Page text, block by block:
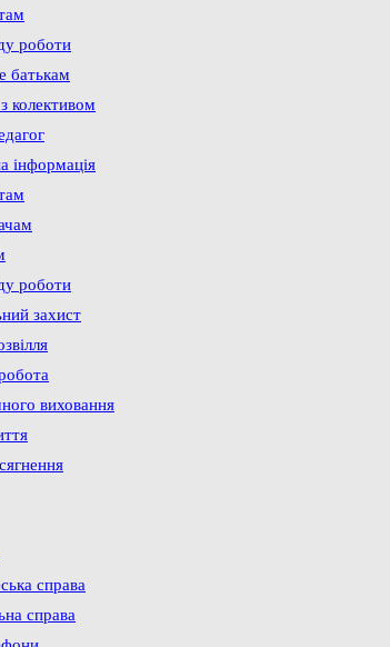
роботи
батькам
колективом
інформація
роботи
захист
виховання
справа
справа